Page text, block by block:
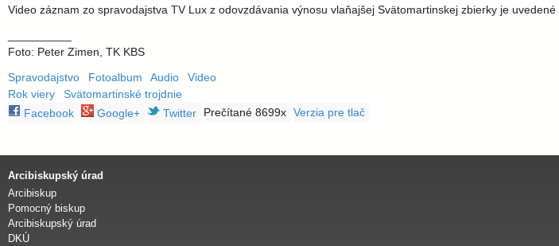
s
k
á
a
r
c
Video záznam zo spravodajstva TV Lux z odovzdávania výnosu vlaňajšej Svätomartinskej zbierky je uvedené
Foto: Peter Zimen, TK KBS
Spravodajstvo Fotoalbum Audio
Video
Rok viery
Svätomartinské trojdnie
Facebook
Google+ Twitter Prečítané 8699x Verzia pre tlač
Arcibiskupský úrad
Arcibiskup
Pomocný biskup
Arcibiskupský úrad
DKÚ